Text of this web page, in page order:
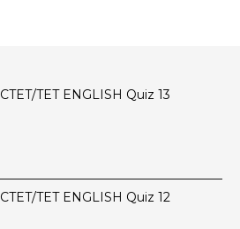
CTET/TET ENGLISH Quiz 13
CTET/TET ENGLISH Quiz 12